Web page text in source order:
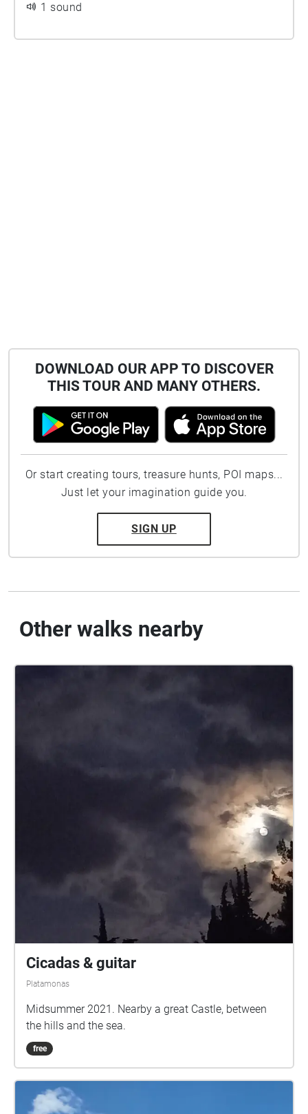
1 sound
DOWNLOAD OUR APP TO DISCOVER
THIS TOUR AND MANY OTHERS.
Or start creating tours, treasure hunts, POI maps...
Just let your imagination guide you.
SIGN UP
Other walks nearby
Cicadas & guitar
Platamonas
Midsummer 2021. Nearby a great Castle, between
the hills and the sea.
free